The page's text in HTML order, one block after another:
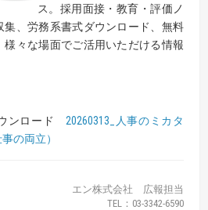
ス。採用面接・教育・評価ノ
集、労務系書式ダウンロード、無料
様々な場面でご活用いただける情報
ンロード 20260313_人事のミカタ
の両立）
エン株式会社 広報担当
TEL：03-3342-6590